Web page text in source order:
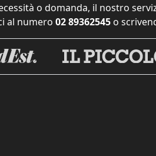
o domanda, il nostro
al numero 02 89362545 o